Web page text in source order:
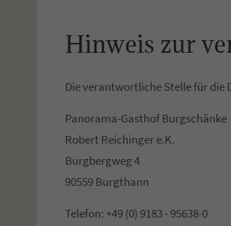
Hinweis zur
Die verantwortliche Stelle für die
Panorama-Gasthof Burgschänke
Robert Reichinger e.K.
Burgbergweg 4
90559 Burgthann
Telefon: +49 (0) 9183 - 95638-0